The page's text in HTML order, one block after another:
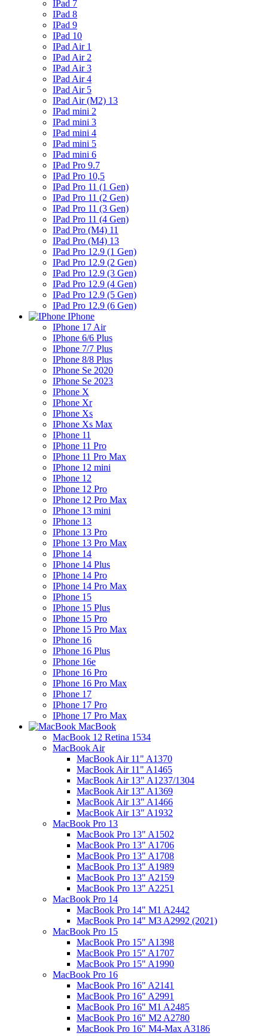
IPad 7
IPad 8
IPad 9
IPad 10
IPad Air 1
IPad Air 2
IPad Air 3
IPad Air 4
IPad Air 5
IPad Air (M2) 13
IPad mini 2
IPad mini 3
IPad mini 4
IPad mini 5
IPad mini 6
IPad Pro 9.7
IPad Pro 10,5
IPad Pro 11 (1 Gen)
IPad Pro 11 (2 Gen)
IPad Pro 11 (3 Gen)
IPad Pro 11 (4 Gen)
IPad Pro (M4) 11
IPad Pro (M4) 13
IPad Pro 12.9 (1 Gen)
IPad Pro 12.9 (2 Gen)
IPad Pro 12.9 (3 Gen)
IPad Pro 12.9 (4 Gen)
IPad Pro 12.9 (5 Gen)
IPad Pro 12.9 (6 Gen)
IPhone
IPhone 17 Air
IPhone 6/6 Plus
IPhone 7/7 Plus
IPhone 8/8 Plus
IPhone Se 2020
IPhone Se 2023
IPhone X
IPhone Xr
IPhone Xs
IPhone Xs Max
IPhone 11
IPhone 11 Pro
IPhone 11 Pro Max
IPhone 12 mini
IPhone 12
IPhone 12 Pro
IPhone 12 Pro Max
IPhone 13 mini
IPhone 13
IPhone 13 Pro
IPhone 13 Pro Max
IPhone 14
IPhone 14 Plus
IPhone 14 Pro
IPhone 14 Pro Max
IPhone 15
IPhone 15 Plus
IPhone 15 Pro
IPhone 15 Pro Max
IPhone 16
IPhone 16 Plus
IPhone 16e
IPhone 16 Pro
IPhone 16 Pro Max
IPhone 17
IPhone 17 Pro
IPhone 17 Pro Max
MacBook
MacBook 12 Retina 1534
MacBook Air
MacBook Air 11" A1370
MacBook Air 11" A1465
MacBook Air 13" A1237/1304
MacBook Air 13" A1369
MacBook Air 13" A1466
MacBook Air 13" A1932
MacBook Pro 13
MacBook Pro 13" A1502
MacBook Pro 13" A1706
MacBook Pro 13" A1708
MacBook Pro 13" A1989
MacBook Pro 13" A2159
MacBook Pro 13" A2251
MacBook Pro 14
MacBook Pro 14" M1 A2442
MacBook Pro 14" M3 A2992 (2021)
MacBook Pro 15
MacBook Pro 15" A1398
MacBook Pro 15" A1707
MacBook Pro 15" A1990
MacBook Pro 16
MacBook Pro 16" A2141
MacBook Pro 16" A2991
MacBook Pro 16" M1 A2485
MacBook Pro 16" M2 A2780
MacBook Pro 16" M4-Max A3186